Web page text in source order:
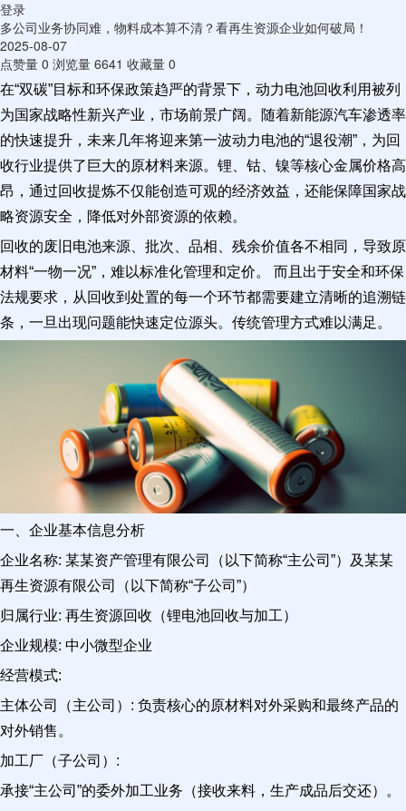
登录
多公司业务协同难，物料成本算不清？看再生资源企业如何破局！
2025-08-07
点赞量 0 浏览量 6641 收藏量 0
在“双碳”目标和环保政策趋严的背景下，动力电池回收利用被列
为国家战略性新兴产业，市场前景广阔。随着新能源汽车渗透率
的快速提升，未来几年将迎来第一波动力电池的“退役潮”，为回
收行业提供了巨大的原材料来源。锂、钴、镍等核心金属价格高
昂，通过回收提炼不仅能创造可观的经济效益，还能保障国家战
略资源安全，降低对外部资源的依赖。
回收的废旧电池来源、批次、品相、残余价值各不相同，导致原
材料“一物一况”，难以标准化管理和定价。 而且出于安全和环保
法规要求，从回收到处置的每一个环节都需要建立清晰的追溯链
条，一旦出现问题能快速定位源头。传统管理方式难以满足。
一、企业基本信息分析
企业名称: 某某资产管理有限公司（以下简称“主公司”）及某某
再生资源有限公司（以下简称“子公司”）
归属行业: 再生资源回收（锂电池回收与加工）
企业规模: 中小微型企业
经营模式:
主体公司（主公司）: 负责核心的原材料对外采购和最终产品的
对外销售。
加工厂（子公司）:
承接“主公司”的委外加工业务（接收来料，生产成品后交还）。